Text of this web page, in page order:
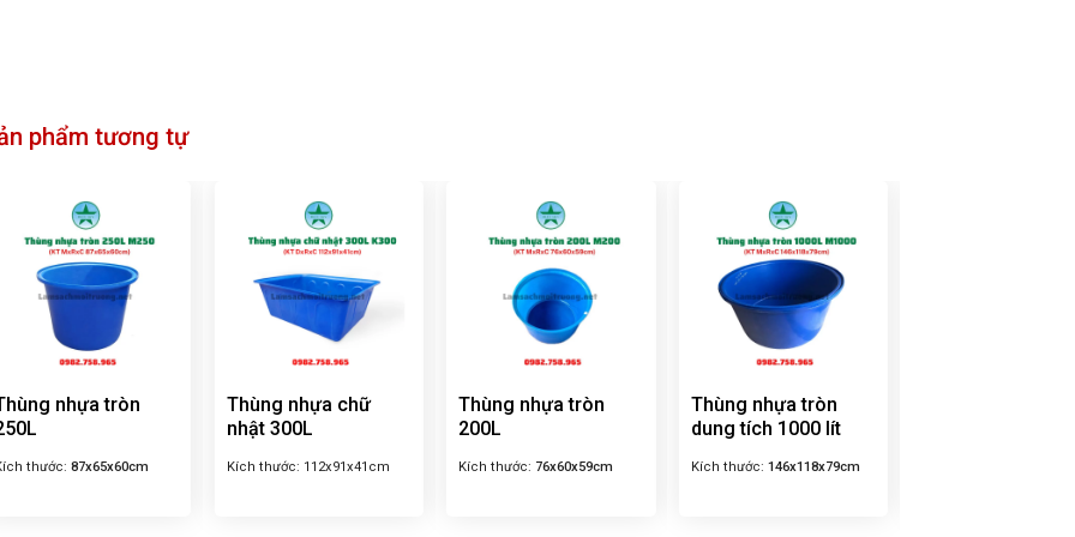
phẩm tương tự
nhựa tròn
thước: 87x65x60cm
Thùng nhựa chữ
nhật 300L
Kích thước: 112x91x41cm
Thùng nhựa tròn
200L
Kích thước: 76x60x59cm
Thùng nhựa tròn
dung tích 1000 lít
Kích thước:146x118x79cm